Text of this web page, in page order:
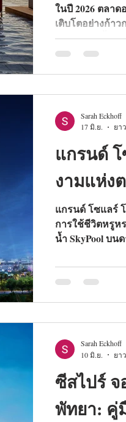
ในปี 2026 ตลา
เติบโตอย่างก้า
โครงสร้างพื้นฐ
สร้างผลตอบแท
แกรนด์
งามแห่ง
แกรนด์ โซแลร์
การใช้ชีวิตหรูห
น้ำ SkyPool บน
ตัวเลือกอันดับห
เหตุผลที่สถาปัต
Sarah Eckhoff
17 มิ.ย.
ยา
ซีสไปร์
พัทยา: คู่
Sarah Eckhoff
10 มิ.ย.
ยา